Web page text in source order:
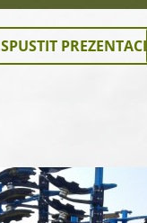
SPUSTIT PREZENTACI